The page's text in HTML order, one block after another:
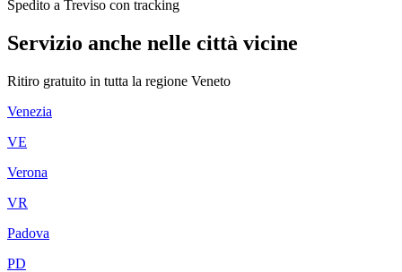
Spedito a Treviso con tracking
Servizio anche nelle città vicine
Ritiro gratuito in tutta la regione Veneto
Venezia
VE
Verona
VR
Padova
PD